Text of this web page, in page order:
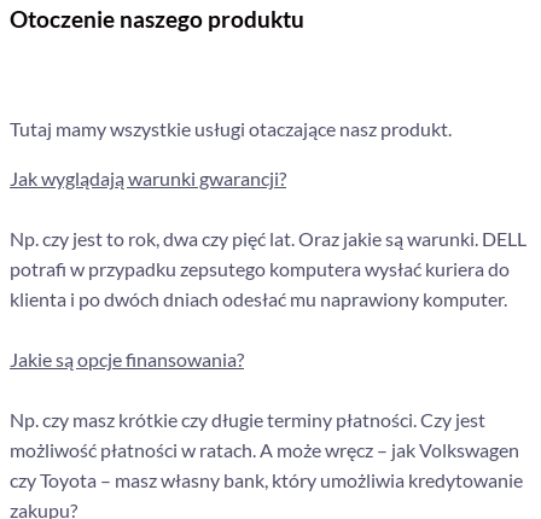
Otoczenie naszego produktu
Tutaj mamy wszystkie usługi otaczające nasz produkt.
Jak wyglądają warunki gwarancji?
Np. czy jest to rok, dwa czy pięć lat. Oraz jakie są warunki. DELL
potrafi w przypadku zepsutego komputera wysłać kuriera do
klienta i po dwóch dniach odesłać mu naprawiony komputer.
Jakie są opcje finansowania?
Np. czy masz krótkie czy długie terminy płatności. Czy jest
możliwość płatności w ratach. A może wręcz – jak Volkswagen
czy Toyota – masz własny bank, który umożliwia kredytowanie
zakupu?